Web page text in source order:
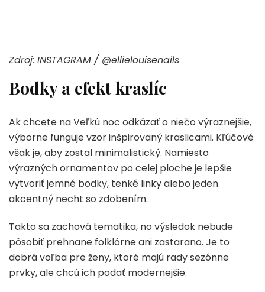
Zdroj: INSTAGRAM / @ellielouisenails
Bodky a efekt kraslíc
Ak chcete na Veľkú noc odkázať o niečo výraznejšie,
výborne funguje vzor inšpirovaný kraslicami. Kľúčové
však je, aby zostal minimalistický. Namiesto
výrazných ornamentov po celej ploche je lepšie
vytvoriť jemné bodky, tenké linky alebo jeden
akcentný necht so zdobením.
Takto sa zachová tematika, no výsledok nebude
pôsobiť prehnane folklórne ani zastarano. Je to
dobrá voľba pre ženy, ktoré majú rady sezónne
prvky, ale chcú ich podať modernejšie.